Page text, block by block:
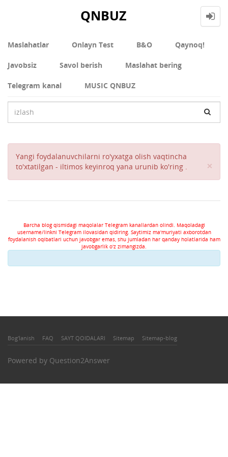
QNBUZ
Maslahatlar Onlayn Test В&О Qaynoq!
Javobsiz Savol berish Maslahat bering
Telegram kanal MUSIC QNBUZ
Yangi foydalanuvchilarni ro'yxatga olish vaqtincha
to'xtatilgan - iltimos keyinroq yana urunib ko'ring .
×
Barcha blog qismidagi maqolalar Telegram kanallardan olindi. Maqoladagi
username/linkni Telegram ilovasidan qidiring. Saytimiz ma'muriyati axborotdan
foydalanish oqibatlari uchun javobgar emas, shu jumladan har qanday holatlarida ham
javobgarlik o'z zimangizda.
Bog'lanish FAQ SAYT QOIDALARI Sitemap Sitemap-blog
Powered by Question2Answer